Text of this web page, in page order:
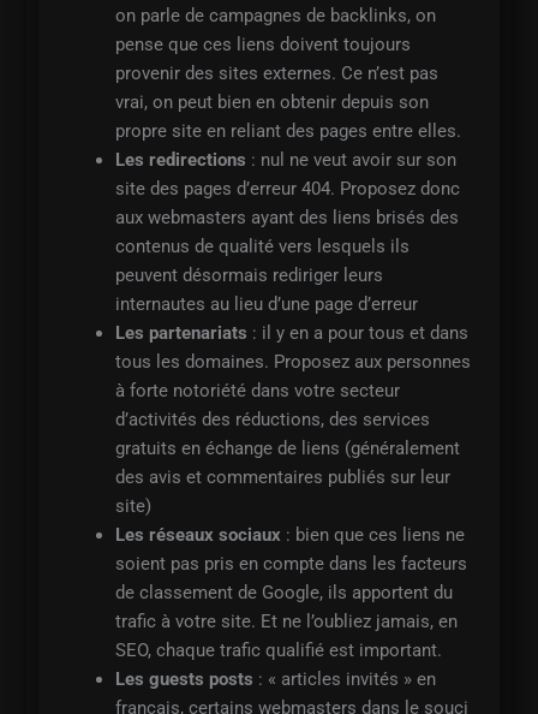
on parle de campagnes de backlinks, on
pense que ces liens doivent toujours
provenir des sites externes. Ce n’est pas
vrai, on peut bien en obtenir depuis son
propre site en reliant des pages entre elles.
Les redirections : nul ne veut avoir sur son
site des pages d’erreur 404. Proposez donc
aux webmasters ayant des liens brisés des
contenus de qualité vers lesquels ils
peuvent désormais rediriger leurs
internautes au lieu d’une page d’erreur
Les partenariats : il y en a pour tous et dans
tous les domaines. Proposez aux personnes
à forte notoriété dans votre secteur
d’activités des réductions, des services
gratuits en échange de liens (généralement
des avis et commentaires publiés sur leur
site)
Les réseaux sociaux : bien que ces liens ne
soient pas pris en compte dans les facteurs
de classement de Google, ils apportent du
trafic à votre site. Et ne l’oubliez jamais, en
SEO, chaque trafic qualifié est important.
Les guests posts : « articles invités » en
français, certains webmasters dans le souci